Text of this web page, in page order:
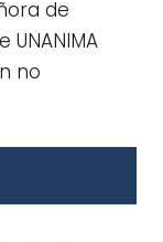
de
UNANIMA
no